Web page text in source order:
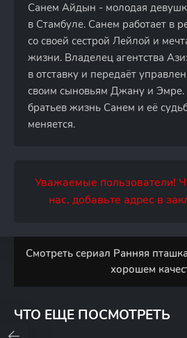
Санем Айдын - молодая
в Стамбуле. Санем работает в
со своей сестрой Лейлой и
жизни. Владелец агентства
в отставку и передаёт
своим сыновьям Джану и Эмре.
братьев жизнь Санем и её
меняется.
Уважаемые пользователи!
нас, добавьте адрес в
Смотреть сериал Ранняя
хорошем
ЧТО ЕЩЕ ПОСМОТРЕТЬ